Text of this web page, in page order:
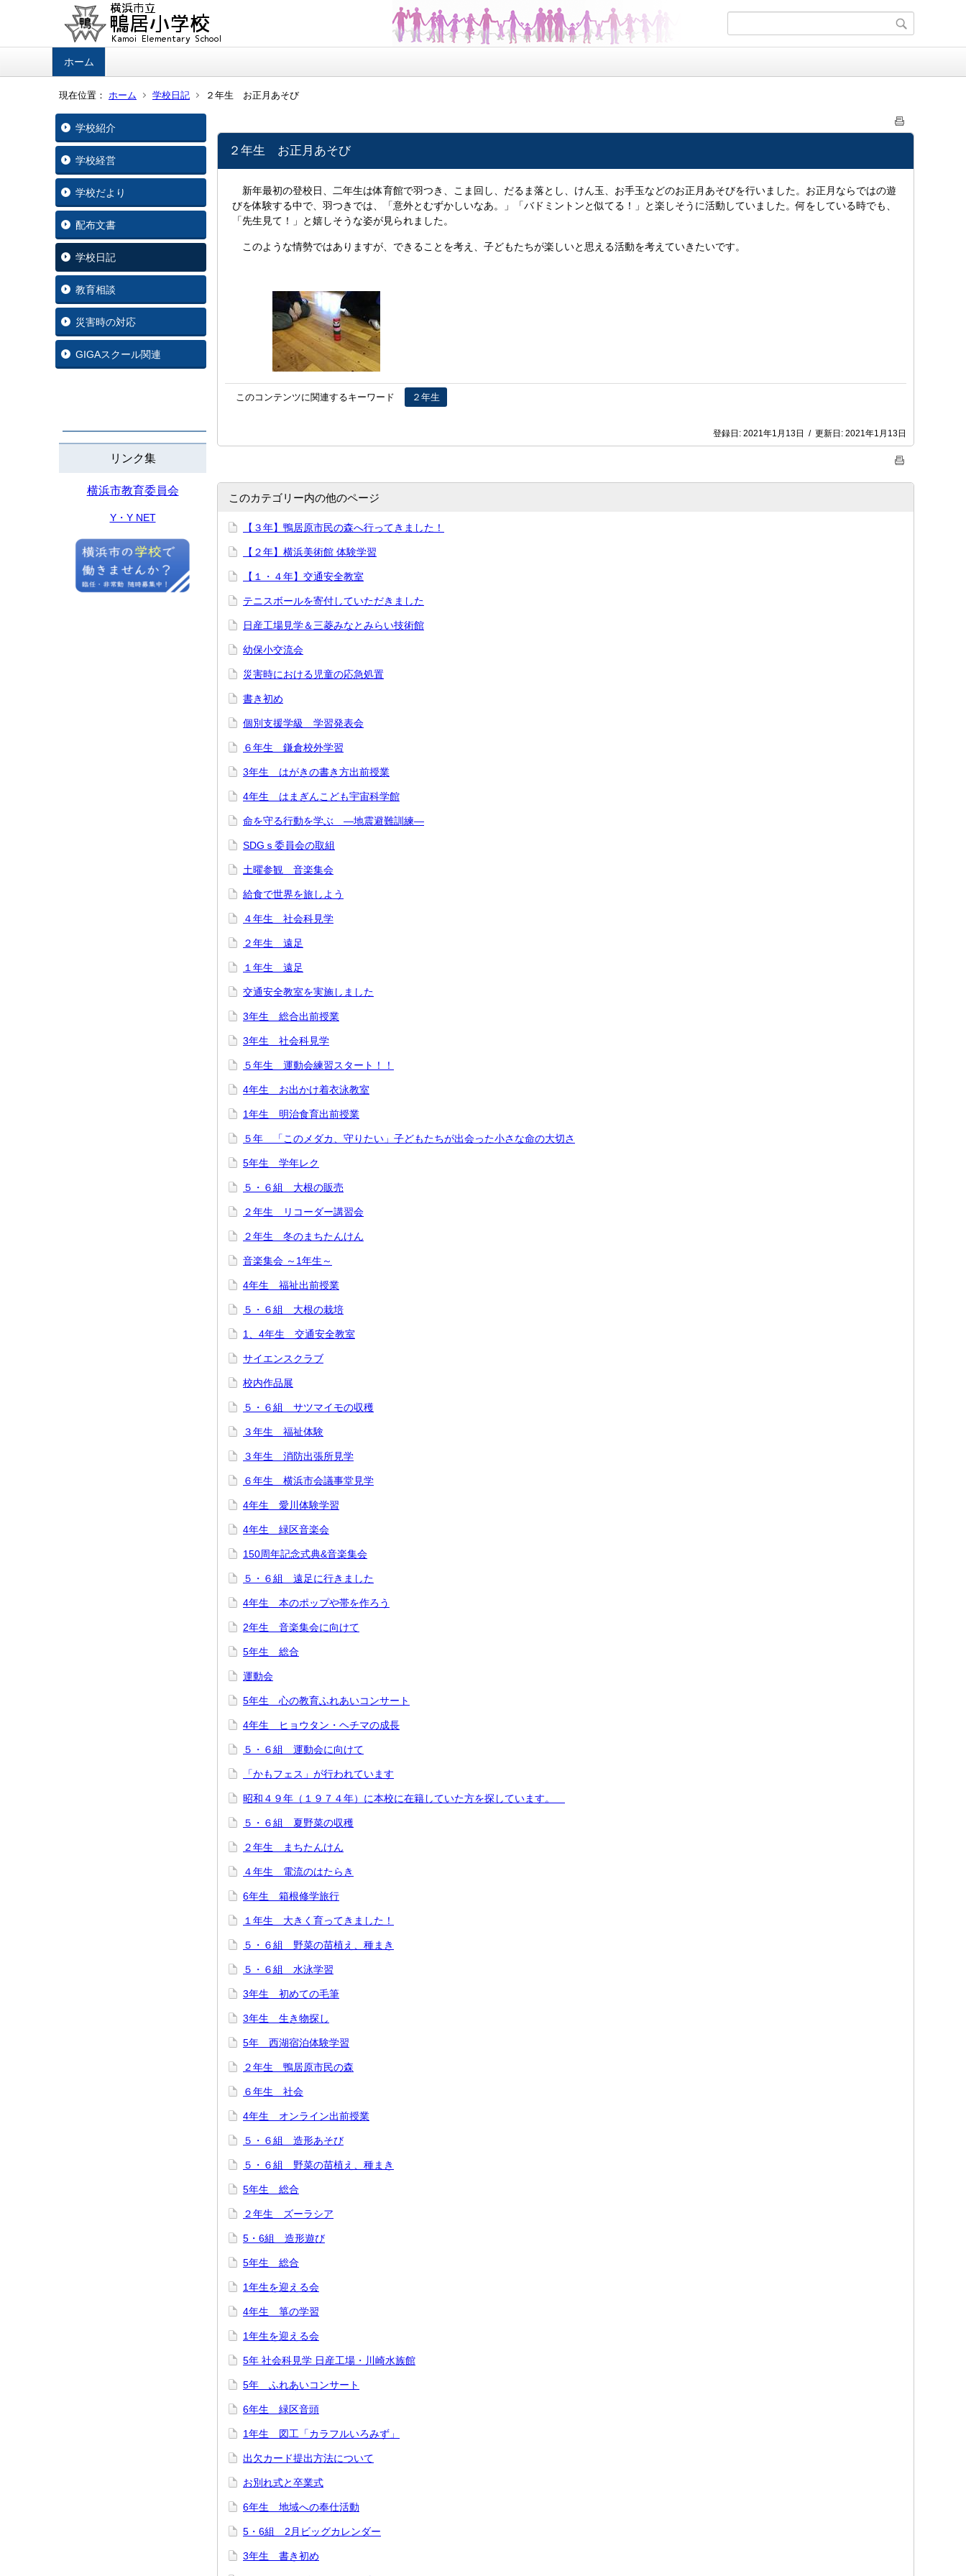
ホーム
現在位置： ホーム 学校日記 ２年生 お正月あそび
学校紹介
学校経営
学校だより
配布文書
学校日記
教育相談
災害時の対応
GIGAスクール関連
リンク集
横浜市教育委員会
Y・Y NET
２年生 お正月あそび
新年最初の登校日、二年生は体育館で羽つき、こま回し、だるま落とし、けん玉、お手玉などのお正月あそびを行いました。お正月ならではの遊
びを体験する中で、羽つきでは、「意外とむずかしいなあ。」「バドミントンと似てる！」と楽しそうに活動していました。何をしている時でも、
「先生見て！」と嬉しそうな姿が見られました。
このような情勢ではありますが、できることを考え、子どもたちが楽しいと思える活動を考えていきたいです。
このコンテンツに関連するキーワード ２年生
登録日: 2021年1月13日 / 更新日: 2021年1月13日
このカテゴリー内の他のページ
【３年】鴨居原市民の森へ行ってきました！
【２年】横浜美術館 体験学習
【１・４年】交通安全教室
テニスボールを寄付していただきました
日産工場見学＆三菱みなとみらい技術館
幼保小交流会
災害時における児童の応急処置
書き初め
個別支援学級 学習発表会
６年生 鎌倉校外学習
3年生 はがきの書き方出前授業
4年生 はまぎんこども宇宙科学館
命を守る行動を学ぶ ―地震避難訓練―
SDGｓ委員会の取組
土曜参観 音楽集会
給食で世界を旅しよう
４年生 社会科見学
２年生 遠足
１年生 遠足
交通安全教室を実施しました
3年生 総合出前授業
3年生 社会科見学
５年生 運動会練習スタート！！
4年生 お出かけ着衣泳教室
1年生 明治食育出前授業
５年 「このメダカ、守りたい」子どもたちが出会った小さな命の大切さ
5年生 学年レク
５・６組 大根の販売
２年生 リコーダー講習会
２年生 冬のまちたんけん
音楽集会 ～1年生～
4年生 福祉出前授業
５・６組 大根の栽培
1、4年生 交通安全教室
サイエンスクラブ
校内作品展
５・６組 サツマイモの収穫
３年生 福祉体験
３年生 消防出張所見学
６年生 横浜市会議事堂見学
4年生 愛川体験学習
4年生 緑区音楽会
150周年記念式典&音楽集会
５・６組 遠足に行きました
4年生 本のポップや帯を作ろう
2年生 音楽集会に向けて
5年生 総合
運動会
5年生 心の教育ふれあいコンサート
4年生 ヒョウタン・ヘチマの成長
５・６組 運動会に向けて
「かもフェス」が行われています
昭和４９年（１９７４年）に本校に在籍していた方を探しています。
５・６組 夏野菜の収穫
２年生 まちたんけん
４年生 電流のはたらき
6年生 箱根修学旅行
１年生 大きく育ってきました！
５・６組 野菜の苗植え、種まき
５・６組 水泳学習
3年生 初めての毛筆
3年生 生き物探し
5年 西湖宿泊体験学習
２年生 鴨居原市民の森
６年生 社会
4年生 オンライン出前授業
５・６組 造形あそび
５・６組 野菜の苗植え、種まき
5年生 総合
２年生 ズーラシア
5・6組 造形遊び
5年生 総合
1年生を迎える会
4年生 箏の学習
1年生を迎える会
5年 社会科見学 日産工場・川崎水族館
5年 ふれあいコンサート
6年生 緑区音頭
1年生 図工「カラフルいろみず」
出欠カード提出方法について
お別れ式と卒業式
6年生 地域への奉仕活動
5・6組 2月ビッグカレンダー
3年生 書き初め